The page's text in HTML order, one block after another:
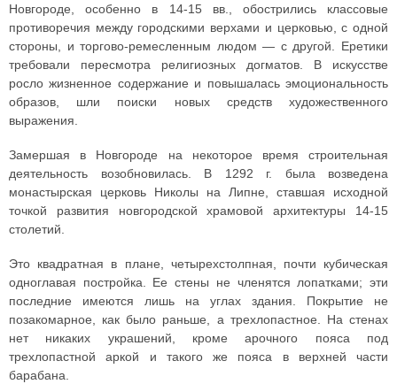
Новгороде, особенно в 14-15 вв., обострились классовые
противоречия между городскими верхами и церковью, с одной
стороны, и торгово-ремесленным людом — с другой. Еретики
требовали пересмотра религиозных догматов. В искусстве
росло жизненное содержание и повышалась эмоциональность
образов, шли поиски новых средств художественного
выражения.
Замершая в Новгороде на некоторое время строительная
деятельность возобновилась. В 1292 г. была возведена
монастырская церковь Николы на Липне, ставшая исходной
точкой развития новгородской храмовой архитектуры 14-15
столетий.
Это квадратная в плане, четырехстолпная, почти кубическая
одноглавая постройка. Ее стены не членятся лопатками; эти
последние имеются лишь на углах здания. Покрытие не
позакомарное, как было раньше, а трехлопастное. На стенах
нет никаких украшений, кроме арочного пояса под
трехлопастной аркой и такого же пояса в верхней части
барабана.